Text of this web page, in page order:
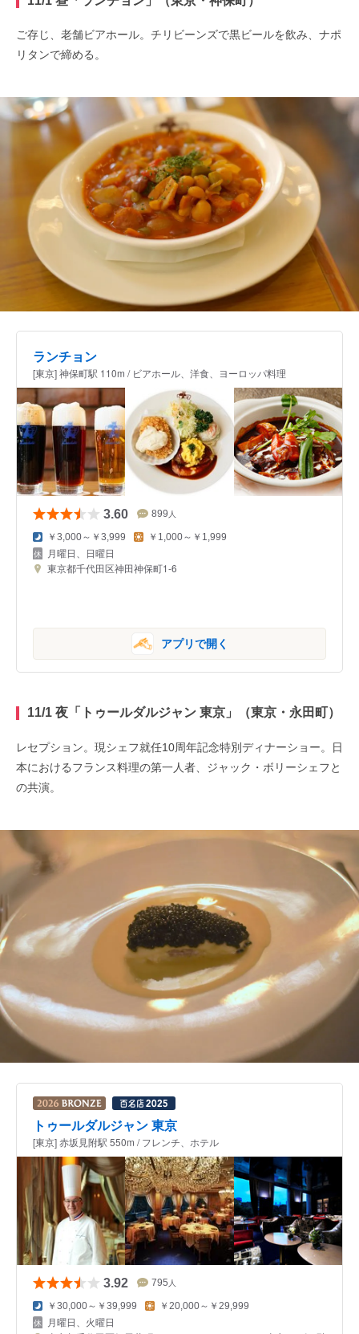
ご存じ、老舗ビアホール。チリビーンズで黒ビールを飲み、ナポ
リタンで締める。
ランチョン
[東京] 神保町駅 110m / ビアホール、洋食、ヨーロッパ料理
3.60 899 人
￥3,000～￥3,999 ￥1,000～￥1,999
月曜日、日曜日
東京都千代田区神田神保町1-6
アプリで開く
11/1 夜「トゥールダルジャン 東京」（東京・永田町）
レセプション。現シェフ就任10周年記念特別ディナーショー。日
本におけるフランス料理の第一人者、ジャック・ボリーシェフと
の共演。
トゥールダルジャン 東京
[東京] 赤坂見附駅 550m / フレンチ、ホテル
3.92 795 人
￥30,000～￥39,999 ￥20,000～￥29,999
月曜日、火曜日